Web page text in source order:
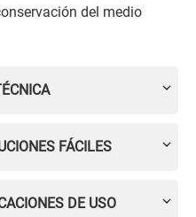
del medio
FÁCILES
DE USO